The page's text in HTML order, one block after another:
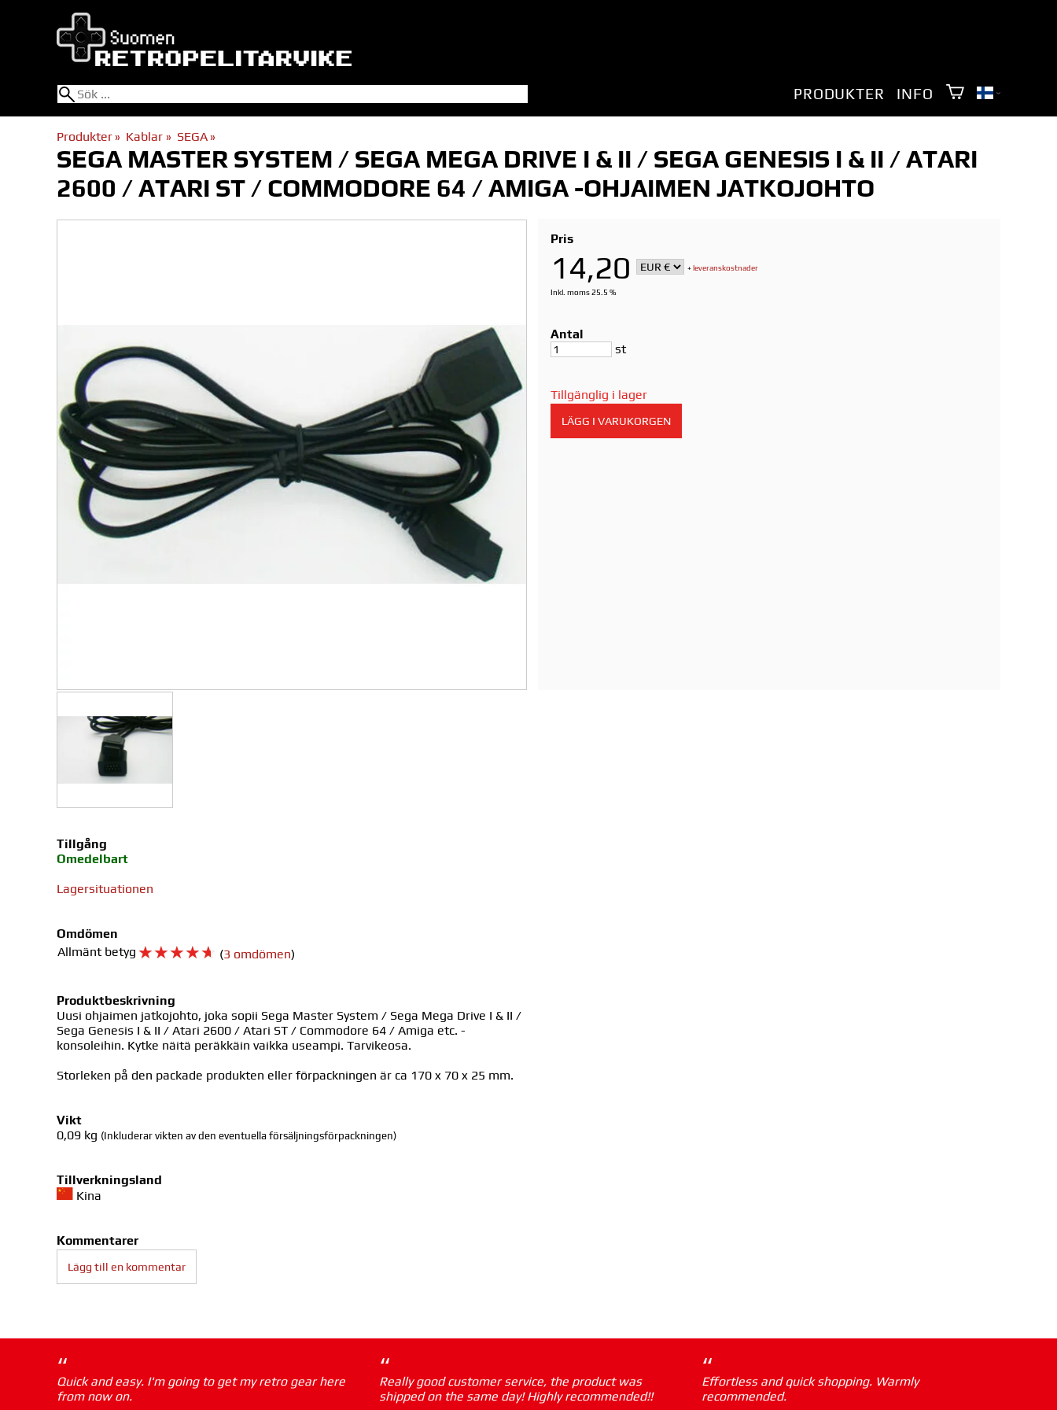
PRODUKTER INFO
Produkter‪» Kablar ‪» SEGA‪»
SEGA MASTER SYSTEM / SEGA MEGA DRIVE I & II / SEGA GENESIS I & II / ATARI
2600 / ATARI ST / COMMODORE 64 / AMIGA -OHJAIMEN JATKOJOHTO
Pris
14,20 +leveranskostnader
Inkl. moms 25.5 %
Antal
st
Tillgänglig i lager
Tillgång
Omedelbart
Lagersituationen
Omdömen
Allmänt betyg ☆☆☆☆☆ (3 omdömen)
Produktbeskrivning
Uusi ohjaimen jatkojohto, joka sopii Sega Master System / Sega Mega Drive I & II /
Sega Genesis I & II / Atari 2600 / Atari ST / Commodore 64 / Amiga etc. -
konsoleihin. Kytke näitä peräkkäin vaikka useampi. Tarvikeosa.
Storleken på den packade produkten eller förpackningen är ca 170 x 70 x 25 mm.
Vikt
0,09 kg (Inkluderar vikten av den eventuella försäljningsförpackningen)
Tillverkningsland
Kina
Kommentarer
Lägg till en kommentar
“
Quick and easy. I'm going to get my retro gear here
from now on.
“
Really good customer service, the product was
shipped on the same day! Highly recommended!!
“
Effortless and quick shopping. Warmly
recommended.